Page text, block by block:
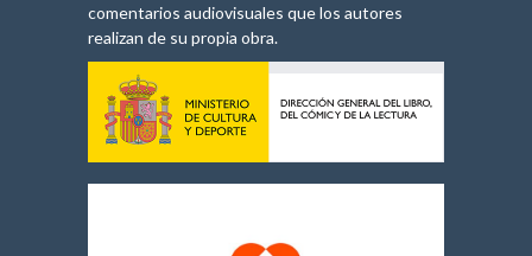
comentarios audiovisuales que los autores
realizan de su propia obra.